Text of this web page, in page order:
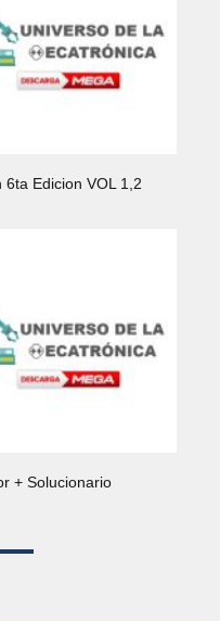
6ta Edicion VOL 1,2
+ Solucionario